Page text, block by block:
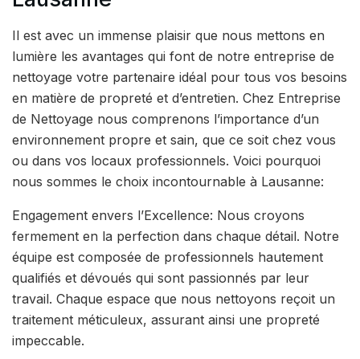
Il est avec un immense plaisir que nous mettons en
lumière les avantages qui font de notre entreprise de
nettoyage votre partenaire idéal pour tous vos besoins
en matière de propreté et d’entretien. Chez Entreprise
de Nettoyage nous comprenons l’importance d’un
environnement propre et sain, que ce soit chez vous
ou dans vos locaux professionnels. Voici pourquoi
nous sommes le choix incontournable à Lausanne:
Engagement envers l’Excellence: Nous croyons
fermement en la perfection dans chaque détail. Notre
équipe est composée de professionnels hautement
qualifiés et dévoués qui sont passionnés par leur
travail. Chaque espace que nous nettoyons reçoit un
traitement méticuleux, assurant ainsi une propreté
impeccable.